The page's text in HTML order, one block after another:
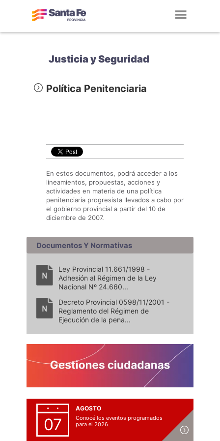
Justicia y Seguridad
Política Penitenciaria
En estos documentos, podrá acceder a los
lineamientos, propuestas, acciones y
actividades en materia de una política
penitenciaria progresista llevados a cabo por
el gobierno provincial a partir del 10 de
diciembre de 2007.
Documentos Y Normativas
Ley Provincial 11.661/1998 -
Adhesión al Régimen de la Ley
Nacional Nº 24.660...
Decreto Provincial 0598/11/2001 -
Reglamento del Régimen de
Ejecución de la pena...
07
AGOSTO
Conocé los eventos programados
para el 2026